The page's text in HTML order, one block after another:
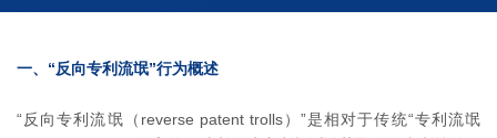
一、“反向专利流氓”行为概述
“反向专利流氓（reverse patent trolls）”是相对于传统“专利流氓